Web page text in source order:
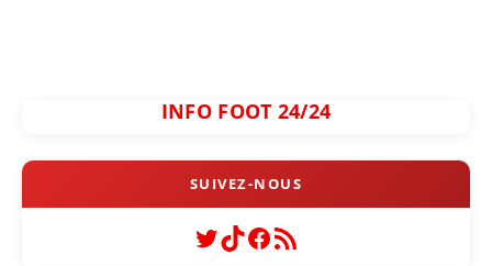
INFO FOOT 24/24
Twitter
TikTok
Facebook
Flux RSS